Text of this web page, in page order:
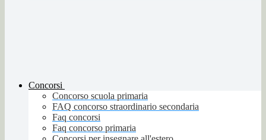
Concorsi
Concorso scuola primaria
FAQ concorso straordinario secondaria
Faq concorsi
Faq concorso primaria